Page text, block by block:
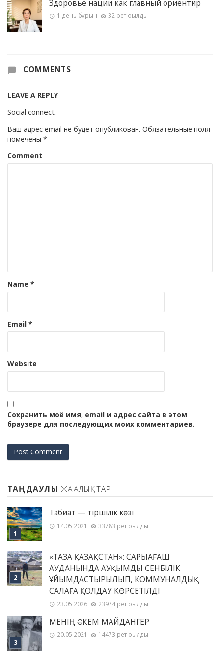
Здоровье нации как главный ориентир
1 день бұрын 32 рет оқылды
COMMENTS
LEAVE A REPLY
Social connect:
Ваш адрес email не будет опубликован. Обязательные поля
помечены *
Comment
Name *
Email *
Website
Сохранить моё имя, email и адрес сайта в этом
браузере для последующих моих комментариев.
ТАҢДАУЛЫ ЖАҢАЛЫҚТАР
Табиғат — тіршілік көзі
14.05.2021 33783 рет оқылды
«ТАЗА ҚАЗАҚСТАН»: САРЫАҒАШ
АУДАНЫНДА АУҚЫМДЫ СЕНБІЛІК
ҰЙЫМДАСТЫРЫЛЫП, КОММУНАЛДЫҚ
САЛАҒА ҚОЛДАУ КӨРСЕТІЛДІ
23.05.2026 23974 рет оқылды
МЕНІҢ ƏКЕМ МАЙДАНГЕР
20.05.2021 14473 рет оқылды